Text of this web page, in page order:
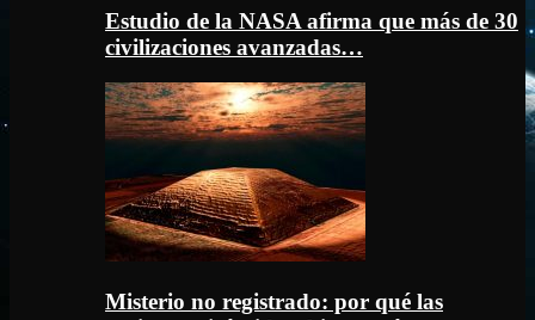
Estudio de la NASA afirma que más de 30
civilizaciones avanzadas…
Misterio no registrado: por qué las